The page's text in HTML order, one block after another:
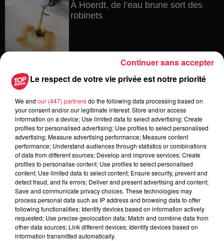
À Hoerdt, de l’eau brune sort des
robinets
Catherine Trautmann réagit
6 août 2026
Au zoo de Mulhouse : rencontre
avec les flamants rouges
6 août 2026
Les dernières infos sur la venue du
pape à Metz en septembre
Le respect de votre vie privée est notre priorité
We and our (447) partnersdo the following data processing based on
your consent and/or our legitimate interest: Store and/or access
information on a device; Use limited data to select advertising; Create
profiles for personalised advertising; Use profiles to select personalised
advertising; Measure advertising performance; Measure content
performance; Understand audiences through statistics or combinations
of data from different sources; Develop and improve services; Create
profiles to personalise content; Use profiles to select personalised
content; Use limited data to select content; Ensure security, prevent and
detect fraud, and fix errors; Deliver and present advertising and content;
Save and communicate privacy choices. These technologies may
process personal data such as IP address and browsing data to offer
following functionalities: Identify devices based on information actively
requested; Use precise geolocation data; Match and combine data from
other data sources; Link different devices; Identify devices based on
information transmitted automatically.
Continuer sans accepter